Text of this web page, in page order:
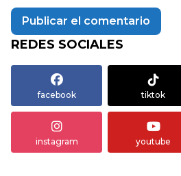
REDES SOCIALES
facebook tiktok
instagram youtube